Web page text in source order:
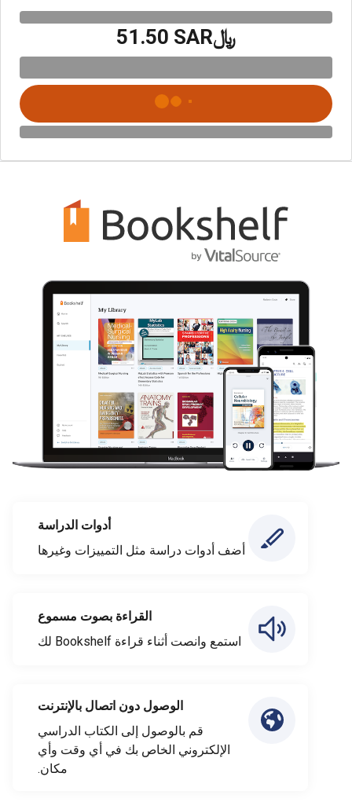
﷼‎51.50 SAR
أدوات الدراسة
أضف أدوات دراسة مثل التمييزات وغيرها
القراءة بصوت مسموع
استمع وانصت أثناء قراءة Bookshelf لك
الوصول دون اتصال بالإنترنت
قم بالوصول إلى الكتاب الدراسي
الإلكتروني الخاص بك في أي وقت وأي
مكان.